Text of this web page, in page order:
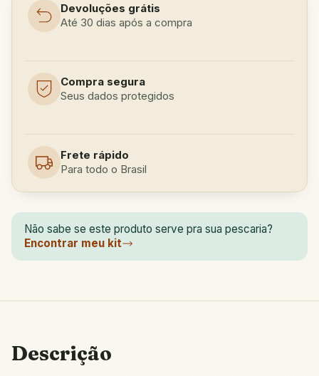
Devoluções grátis
Até 30 dias após a compra
Compra segura
Seus dados protegidos
Frete rápido
Para todo o Brasil
Não sabe se este produto serve pra sua pescaria?
Encontrar meu kit
Descrição